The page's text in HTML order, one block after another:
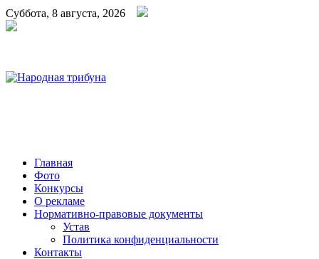
Суббота, 8 августа, 2026
Главная
Фото
Конкурсы
О рекламе
Нормативно-правовые документы
Устав
Политика конфиденциальности
Контакты